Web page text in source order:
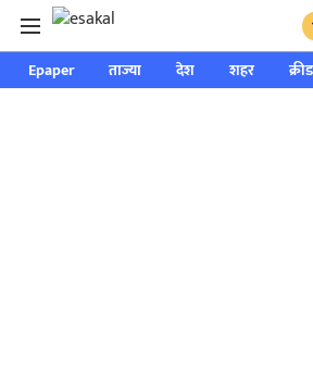
Epaper ताज्या देश शहर